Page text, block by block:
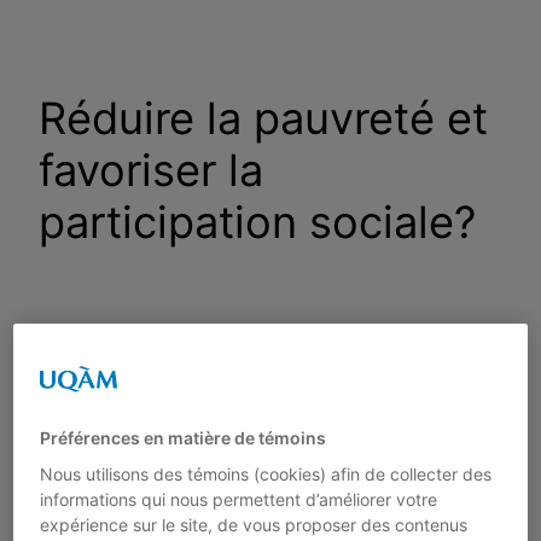
Réduire la pauvreté et
favoriser la
participation sociale?
mesures d’activation de
l’emploi et des services
d’insertion professionnelle
Préférences en matière de témoins
Nous utilisons des témoins (cookies) afin de collecter des
informations qui nous permettent d’améliorer votre
expérience sur le site, de vous proposer des contenus